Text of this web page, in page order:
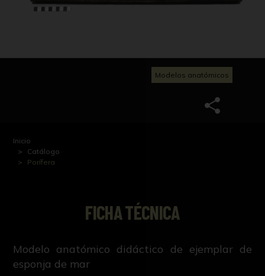
Modelos anatómicos
Inicio
Catálogo
Porífera
FICHA TÉCNICA
Modelo anatómico didáctico de ejemplar de
esponja de mar